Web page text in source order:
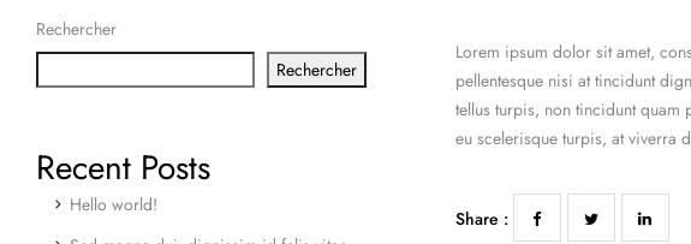
Rechercher
Rechercher
Recent Posts
Hello world!
Lorem ipsum dolor sit amet,
pellentesque nisi at tincidunt
tellus turpis, non tincidunt quam
eu scelerisque turpis, at viverra
Share :